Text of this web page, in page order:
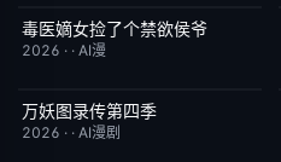
完结
毒医嫡女捡了个禁欲侯爷
2026 · · AI漫
完结
万妖图录传第四季
2026 · · AI漫剧